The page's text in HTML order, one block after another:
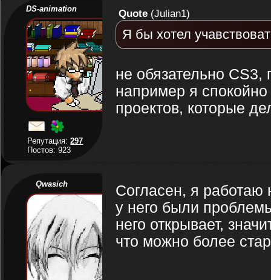
DS-animation
Репутация:297
Постов: 923
Quote(Julian1)
Я бы хотел
не обязательно CS3,
например я
проектов, которые
Qwasich
Согласен, я работаю
у него были
него открывает,
что можно более